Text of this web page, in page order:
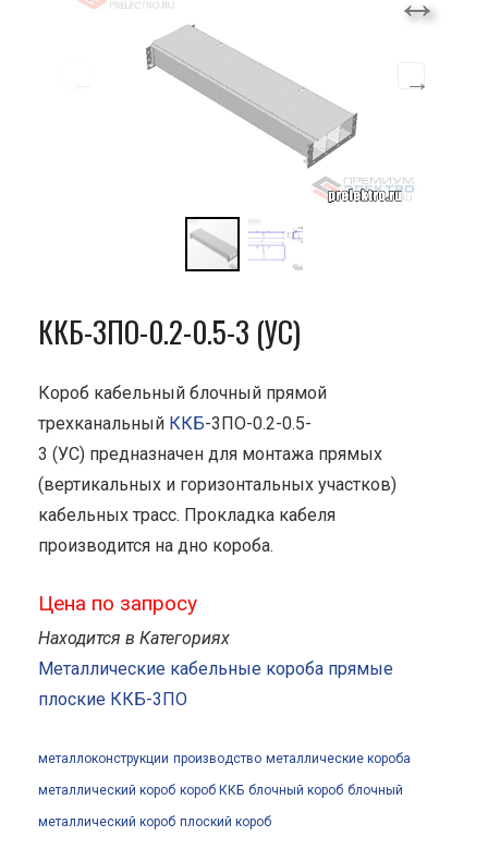
ККБ-3ПО-0.2-0.5-3 (УС)
Короб кабельный блочный прямой
трехканальный ККБ-3ПО-0.2-0.5-
3 (УС) предназначен для монтажа прямых
(вертикальных и горизонтальных участков)
кабельных трасс. Прокладка кабеля
производится на дно короба.
Цена по запросу
Находится в Категориях
Металлические кабельные короба прямые
плоские ККБ-3ПО
металлоконструкции производство металлические короба
металлический короб короб ККБ блочный короб блочный
металлический короб плоский короб